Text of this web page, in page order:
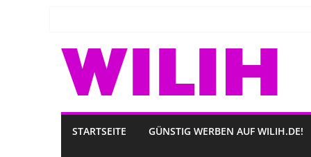
STARTSEITE GÜNSTIG WERBEN AUF WILIH.DE!